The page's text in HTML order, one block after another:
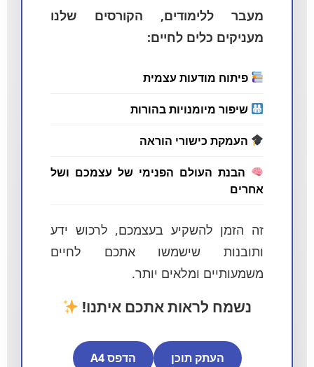
מעבר ללימודים, הקורסים שלנו
מעניקים כלים לחיים:
פיתוח מודעות עצמית
שיפור מיומנויות בהורות
העמקת כישורי הוראה
הבנת העולם הפנימי של עצמכם ושל
זה הזמן להשקיע בעצמכם, לרכוש ידע
ותובנות שישמשו אתכם לחיים
משמעותיים ומלאים יותר.
נשמח לראות אתכם איתנו!
העתק תוכן הדפס A4